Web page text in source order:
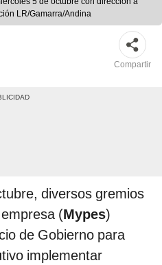
LR/Gamarra/Andina
Compartir
diversos gremios
(Mypes)
de Gobierno para
implementar